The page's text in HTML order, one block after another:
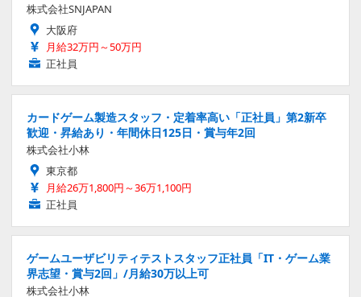
株式会社SNJAPAN
大阪府
月給32万円～50万円
正社員
カードゲーム製造スタッフ・定着率高い「正社員」第2新卒
歓迎・昇給あり・年間休日125日・賞与年2回
株式会社小林
東京都
月給26万1,800円～36万1,100円
正社員
ゲームユーザビリティテストスタッフ正社員「IT・ゲーム業
界志望・賞与2回」/月給30万以上可
株式会社小林